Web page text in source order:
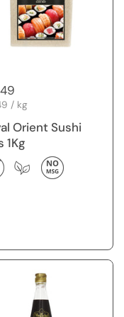
Preis
/ kg
Orient Sushi
1Kg